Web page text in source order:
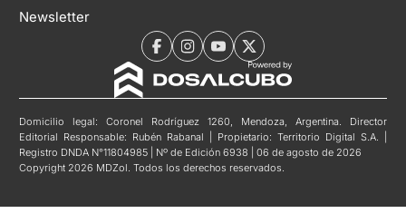
Newsletter
Domicilio legal: Coronel Rodríguez 1260, Mendoza, Argentina. Director
Editorial Responsable: Rubén Rabanal | Propietario: Territorio Digital S.A. |
Registro DNDA N°11804985 | Nº de Edición 6938 | 06 de agosto de 2026
Copyright 2026 MDZol. Todos los derechos reservados.